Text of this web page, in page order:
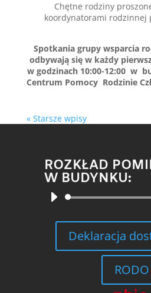
Chętne rodziny
koordynatorami rodzinnej
Spotkania grupy wsparcia
odbywają się w każdy
w godzinach 10:00-12:00 w
Centrum Pomocy Rodzinie
« Starsze wpisy
ROZKŁAD
W BUDYNKU:
Deklaracja
RODO